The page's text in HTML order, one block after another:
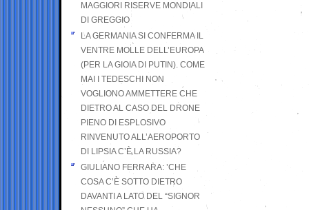
MAGGIORI RISERVE MONDIALI
DI GREGGIO
LA GERMANIA SI CONFERMA IL
VENTRE MOLLE DELL’EUROPA
(PER LA GIOIA DI PUTIN). COME
MAI I TEDESCHI NON
VOGLIONO AMMETTERE CHE
DIETRO AL CASO DEL DRONE
PIENO DI ESPLOSIVO
RINVENUTO ALL’AEROPORTO
DI LIPSIA C’È LA RUSSIA?
GIULIANO FERRARA: ’CHE
COSA C’È SOTTO DIETRO
DAVANTI A LATO DEL “SIGNOR